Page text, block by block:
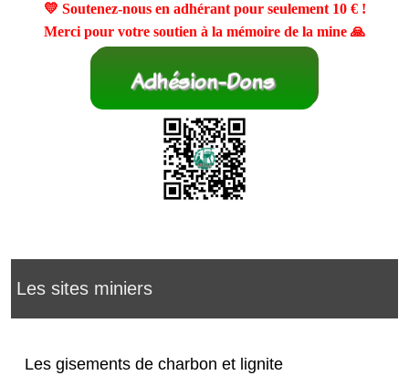
💛 Soutenez-nous en adhérant pour seulement 10 €!
Merci pour votre soutien à la mémoire de la mine 🙏
Les sites miniers
Les gisements de charbon et lignite